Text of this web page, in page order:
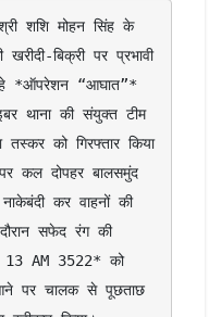
शशि मोहन सिंह के
बिक्री पर प्रभावी
*ऑपरेशन “आघात”*
थाना की संयुक्त टीम
को गिरफ्तार किया
कल दोपहर बालसमुंद
कर वाहनों की
सफेद रंग की
13 AM 3522* को
पर चालक से पूछताछ